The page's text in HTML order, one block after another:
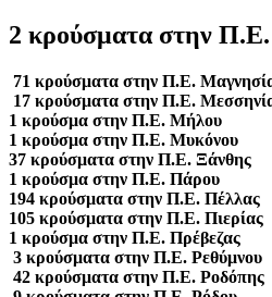
2 κρούσματα στην
71 κρούσματα στην Π.Ε.
17 κρούσματα στην Π.Ε.
1 κρούσμα στην Π.Ε. Μήλου
1 κρούσμα στην Π.Ε. Μυκόνου
37 κρούσματα στην Π.Ε. Ξάνθης
1 κρούσμα στην Π.Ε. Πάρου
194 κρούσματα στην Π.Ε. Πέλλας
105 κρούσματα στην Π.Ε. Πιερίας
1 κρούσμα στην Π.Ε. Πρέβεζας
3 κρούσματα στην Π.Ε. Ρεθύμνου
42 κρούσματα στην Π.Ε. Ροδόπης